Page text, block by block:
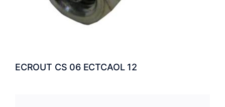
ECROUT CS 06 ECTCAOL 12